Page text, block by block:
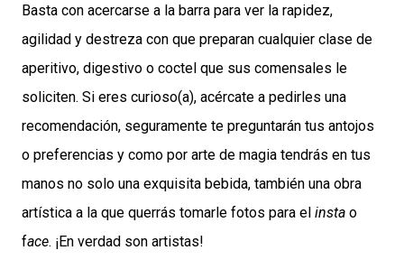
Basta con acercarse a la barra para ver la rapidez,
agilidad y destreza con que preparan cualquier clase de
aperitivo, digestivo o coctel que sus comensales le
soliciten. Si eres curioso(a), acércate a pedirles una
recomendación, seguramente te preguntarán tus antojos
o preferencias y como por arte de magia tendrás en tus
manos no solo una exquisita bebida, también una obra
artística a la que querrás tomarle fotos para el insta o
face. ¡En verdad son artistas!